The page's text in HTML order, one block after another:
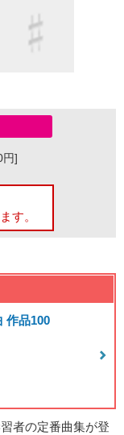
]
す。
作品100
者の定番曲集が登